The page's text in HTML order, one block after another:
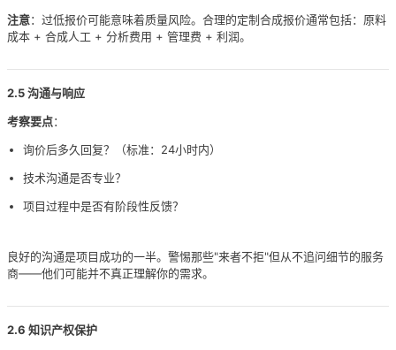
注意：过低报价可能意味着质量风险。合理的定制合成报价通常包括：原料
成本 + 合成人工 + 分析费用 + 管理费 + 利润。
2.5 沟通与响应
考察要点：
询价后多久回复？（标准：24小时内）
技术沟通是否专业？
项目过程中是否有阶段性反馈？
良好的沟通是项目成功的一半。警惕那些"来者不拒"但从不追问细节的服务
商——他们可能并不真正理解你的需求。
2.6 知识产权保护